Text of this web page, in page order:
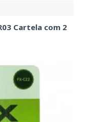
Cartela com 2